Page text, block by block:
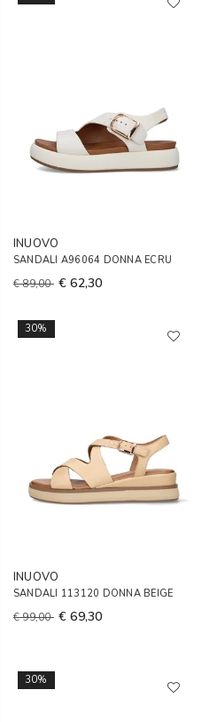
INUOVO
SANDALI A96064 DONNA ECRU
€ 89,00 € 62,30
30%
INUOVO
SANDALI 113120 DONNA BEIGE
€ 99,00 € 69,30
30%